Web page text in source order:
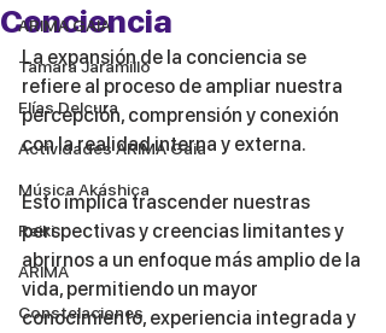
ARIMA GAIA
Tamara Jaramillo
Elías Delcura
Actividades ARIMA Gaia
Música Akáshica
Reiki
ARIMA
Constelaciones
Conciencia
La expansión de la conciencia se
refiere al proceso de ampliar nuestra
percepción, comprensión y conexión
con la realidad interna y externa.
Esto implica trascender nuestras
perspectivas y creencias limitantes y
abrirnos a un enfoque más amplio de la
vida, permitiendo un mayor
conocimiento, experiencia integrada y